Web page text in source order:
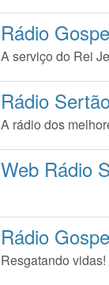
Rádio
A serviço do Rei
Rádio
A rádio dos
Web Rádio
Rádio
Resgatando vidas!